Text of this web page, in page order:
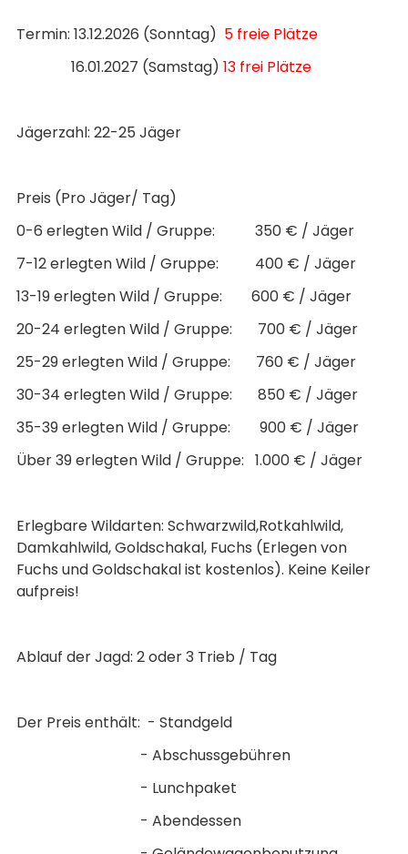
Termin: 13.12.2026 (Sonntag) 5 freie Plätze
16.01.2027 (Samstag) 13 frei Plätze
Jägerzahl: 22-25 Jäger
Preis (Pro Jäger/ Tag)
0-6 erlegten Wild / Gruppe: 350 € / Jäger
7-12 erlegten Wild / Gruppe: 400 € / Jäger
13-19 erlegten Wild / Gruppe: 600 € / Jäger
20-24 erlegten Wild / Gruppe: 700 € / Jäger
25-29 erlegten Wild / Gruppe: 760 € / Jäger
30-34 erlegten Wild / Gruppe: 850 € / Jäger
35-39 erlegten Wild / Gruppe: 900 € / Jäger
Über 39 erlegten Wild / Gruppe: 1.000 € / Jäger
Erlegbare Wildarten: Schwarzwild,Rotkahlwild,
Damkahlwild, Goldschakal, Fuchs (Erlegen von
Fuchs und Goldschakal ist kostenlos). Keine Keiler
aufpreis!
Ablauf der Jagd: 2 oder 3 Trieb / Tag
Der Preis enthält: - Standgeld
- Abschussgebühren
- Lunchpaket
- Abendessen